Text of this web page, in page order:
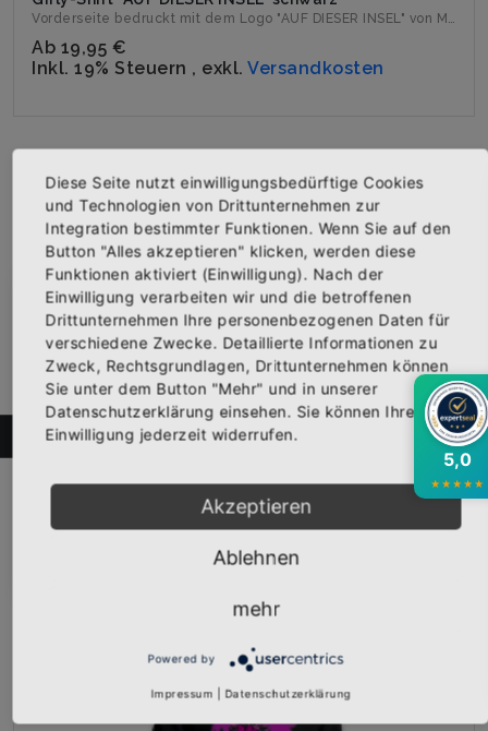
FILTER
Vorderseite bedruckt mit dem Logo "AUF DIESER INSEL" von Mil...
Ab 19,95 €
Inkl. 19% Steuern , exkl. Versandkosten
Vorderseite bedruckt mit dem Logo "AUF DIESER INSEL" von Mil...
Abonniere jetzt unseren Newsletter ×
Bekomme die aktuellsten News über neue
Produkte und zudem einen 10% Gutschein für
deine nächste Bestellung.
Abonnieren
Diese Seite nutzt einwilligungsbedürftige Cookies
und Technologien von Drittunternehmen zur
Integration bestimmter Funktionen. Wenn Sie auf den
Button "Alles akzeptieren" klicken, werden diese
Funktionen aktiviert (Einwilligung). Nach der
Einwilligung verarbeiten wir und die betroffenen
Drittunternehmen Ihre personenbezogenen Daten für
verschiedene Zwecke. Detaillierte Informationen zu
Zweck, Rechtsgrundlagen, Drittunternehmen können
Sie unter dem Button "Mehr" und in unserer
Datenschutzerklärung einsehen. Sie können Ihre
Einwilligung jederzeit widerrufen.
Akzeptieren
Ablehnen
mehr
Powered by
Impressum Datenschutzerklärung
5,0
★★★★★